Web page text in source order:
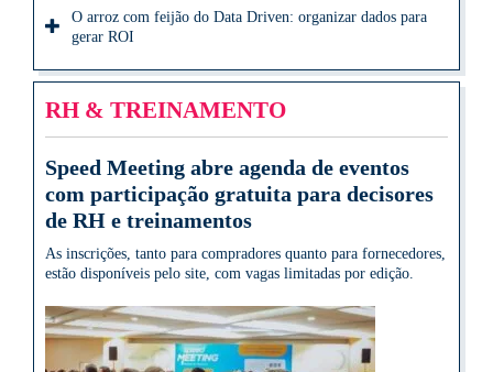
O arroz com feijão do Data Driven: organizar dados para
gerar ROI
RH & TREINAMENTO
Speed Meeting abre agenda de eventos
com participação gratuita para decisores
de RH e treinamentos
As inscrições, tanto para compradores quanto para fornecedores,
estão disponíveis pelo site, com vagas limitadas por edição.